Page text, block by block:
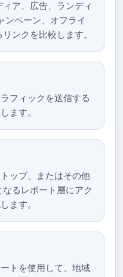
ア、広告、ランディ
ンペーン、オフライ
ンクを比較します。
フィックを送信する
ます。
ップ、またはその他
るレポート層にアク
ます。
トを使用して、地域